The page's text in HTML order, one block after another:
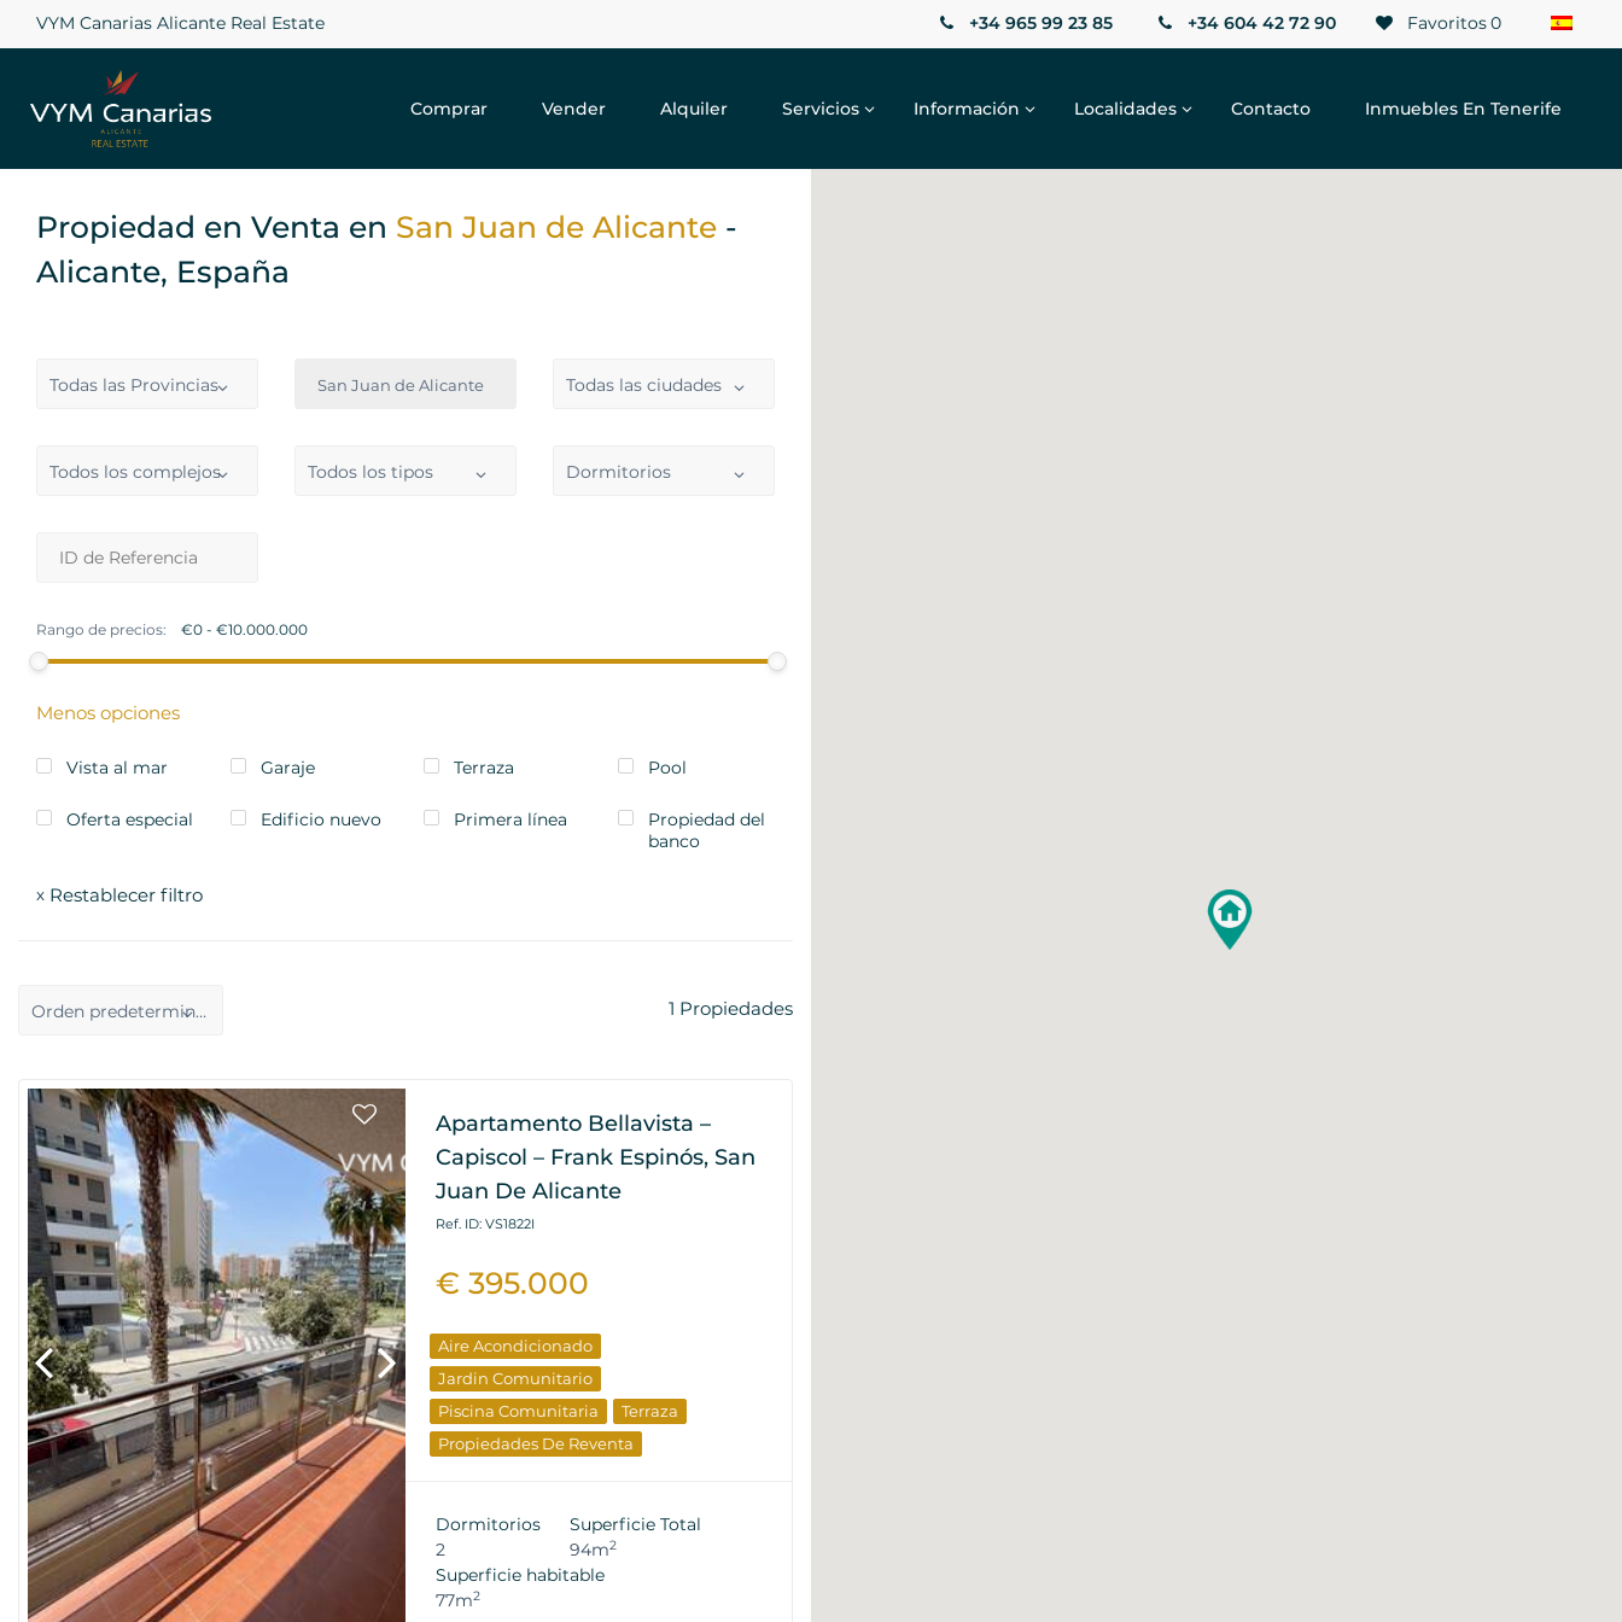
VYM Canarias Alicante Real Estate Favoritos0
+34 965 99 23 85 +34 604 42 72 90
Comprar Vender Alquiler Servicios Información Localidades Contacto Inmuebles En Tenerife
Propiedad en Venta en San Juan de Alicante -
Alicante, España
Todas las Provincias San Juan de Alicante Todas las ciudades
Todos los complejos Todos los tipos Dormitorios
Rango de precios:
Menos opciones
Vista al mar Garaje Terraza Pool
Oferta especial Edificio nuevo Primera línea
Propiedad del
banco
x Restablecer filtro
Orden predeterminado 1 Propiedades
Apartamento Bellavista –
Capiscol – Frank Espinós, San
Juan De Alicante
Ref. ID: VS1822I
€ 395.000
Aire Acondicionado
Jardin Comunitario
Piscina Comunitaria
Terraza
Propiedades De Reventa
Dormitorios
2
Superficie Total
94m2
Superficie habitable
77m2